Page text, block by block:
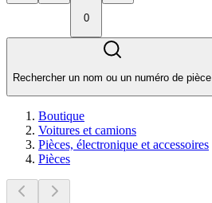
0
Rechercher un nom ou un numéro de pièce
Boutique
Voitures et camions
Pièces, électronique et accessoires
Pièces